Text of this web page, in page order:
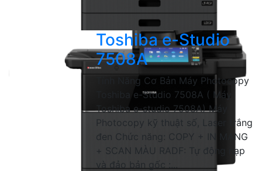
Toshiba e-Studio
7508A
Tính Năng Cơ Bản Máy Photocopy
Toshiba e-Studio 7508A ( Máy
Toshiba e-studio 7508A) Máy
Photocopy kỹ thuật số, Laser trắng
đen Chức năng: COPY + IN MẠNG
+ SCAN MÀU RADF: Tự động nạp
và đảo bản gốc :...